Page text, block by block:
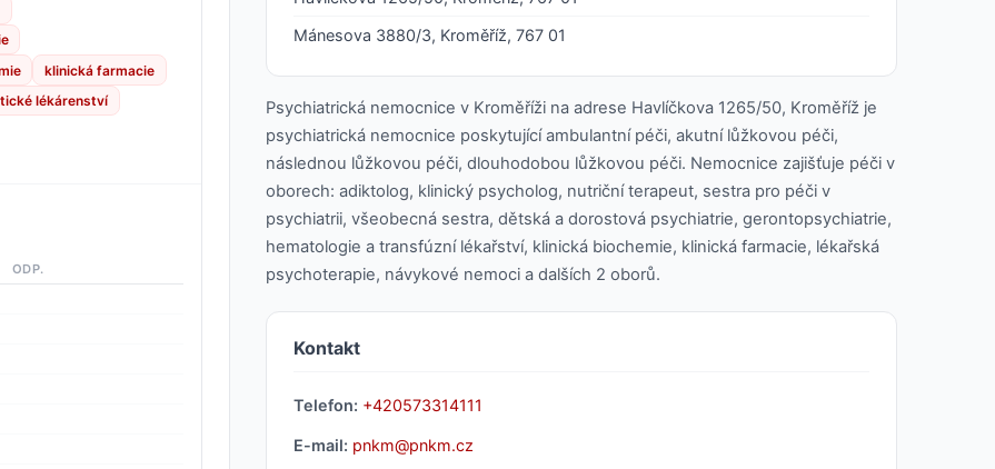
klinická farmacie
lékárenství
ODP.
Mánesova 3880/3, Kroměříž, 767 01
Psychiatrická nemocnice v Kroměříži na adrese Havlíčkova 1265/50, Kroměříž je
psychiatrická nemocnice poskytující ambulantní péči, akutní lůžkovou péči,
následnou lůžkovou péči, dlouhodobou lůžkovou péči. Nemocnice zajišťuje péči v
oborech: adiktolog, klinický psycholog, nutriční terapeut, sestra pro péči v
psychiatrii, všeobecná sestra, dětská a dorostová psychiatrie, gerontopsychiatrie,
hematologie a transfúzní lékařství, klinická biochemie, klinická farmacie, lékařská
psychoterapie, návykové nemoci a dalších 2 oborů.
Kontakt
Telefon: +420573314111
E-mail: pnkm@pnkm.cz